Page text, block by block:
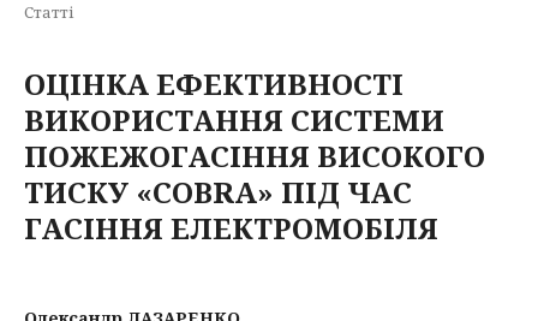
Статті
ОЦІНКА ЕФЕКТИВНОСТІ
ВИКОРИСТАННЯ СИСТЕМИ
ПОЖЕЖОГАСІННЯ ВИСОКОГО
ТИСКУ «COBRA» ПІД ЧАС
ГАСІННЯ ЕЛЕКТРОМОБІЛЯ